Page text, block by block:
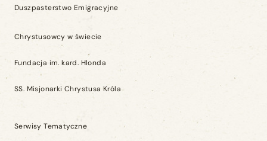
Duszpasterstwo Emigracyjne
Chrystusowcy w świecie
Fundacja im. kard. Hlonda
SS. Misjonarki Chrystusa Króla
Serwisy Tematyczne